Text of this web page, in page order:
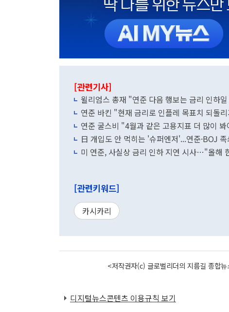
[관련기사]
윌리엄스 총재 "연준 다음 행보는 금리 인하
연준 바킨 "현재 금리로 인플레 목표치 되돌
연준 굴스비 "4월과 같은 고용지표 더 많이 봐
日 개입도 안 먹히는 '슈퍼엔저'...연준·BOJ
미 연준, 사실상 금리 인하 지연 시사…"올해
[관련키워드]
카시카리
<저작권자(c) 글로벌리더의 지름길 종합
디지털뉴스콘텐츠 이용규칙 보기